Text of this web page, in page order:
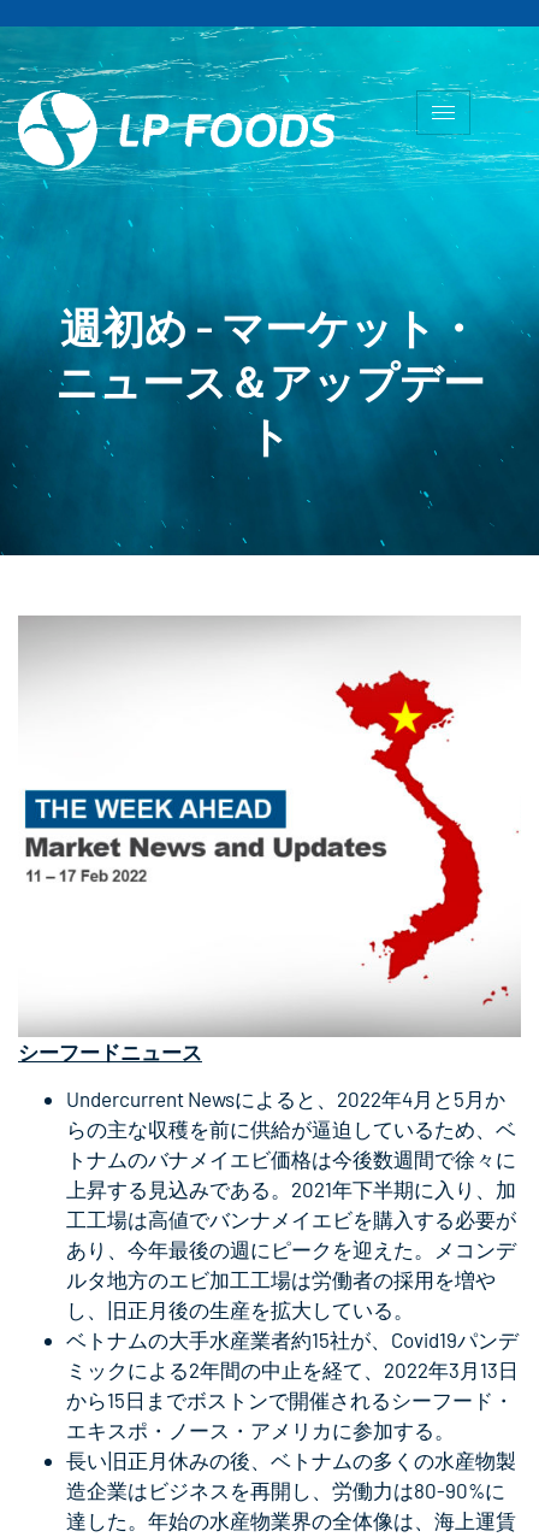
週初め - マーケット・
ニュース＆アップデー
ト
シーフードニュース
Undercurrent Newsによると、2022年4月と5月か
らの主な収穫を前に供給が逼迫しているため、ベ
トナムのバナメイエビ価格は今後数週間で徐々に
上昇する見込みである。2021年下半期に入り、加
工工場は高値でバンナメイエビを購入する必要が
あり、今年最後の週にピークを迎えた。メコンデ
ルタ地方のエビ加工工場は労働者の採用を増や
し、旧正月後の生産を拡大している。
ベトナムの大手水産業者約15社が、Covid19パンデ
ミックによる2年間の中止を経て、2022年3月13日
から15日までボストンで開催されるシーフード・
エキスポ・ノース・アメリカに参加する。
長い旧正月休みの後、ベトナムの多くの水産物製
造企業はビジネスを再開し、労働力は80-90%に
達した。年始の水産物業界の全体像は、海上運賃